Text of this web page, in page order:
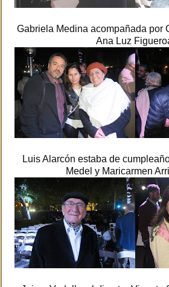
Gabriela Medina acompañada por
Ana Luz
Luis Alarcón estaba de
Medel y Maricarmen